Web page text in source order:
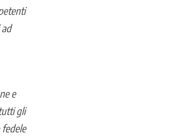
e
gli
fedele